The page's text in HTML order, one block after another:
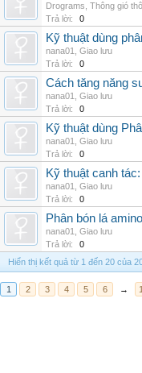
Drograms Thông gió
Trả lời:
0
Kỹ thuật dùng
nana01
Giao lưu
Trả lời:
0
Cách tăng năng
nana01
Giao lưu
Trả lời:
0
Kỹ thuật dùng
nana01
Giao lưu
Trả lời:
0
Kỹ thuật canh
nana01
Giao lưu
Trả lời:
0
Phân bón lá
nana01
Giao lưu
Trả lời:
0
Hiển thị kết quả từ 1 đến 20 của
1 2 3 4 5 6 →